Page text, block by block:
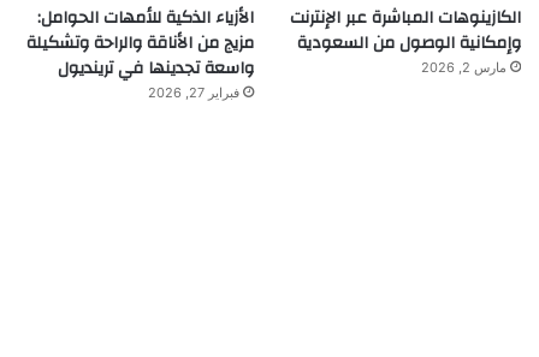
الكازينوهات المباشرة عبر الإنترنت
وإمكانية الوصول من السعودية
مارس 2, 2026
الأزياء الذكية للأمهات الحوامل:
مزيج من الأناقة والراحة وتشكيلة
واسعة تجدينها في ترينديول
فبراير 27, 2026